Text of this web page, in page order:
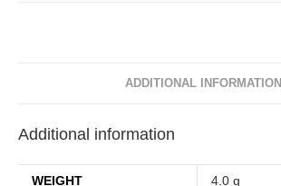
ADDITIONAL INFORMATION
Additional information
WEIGHT 4.0 g